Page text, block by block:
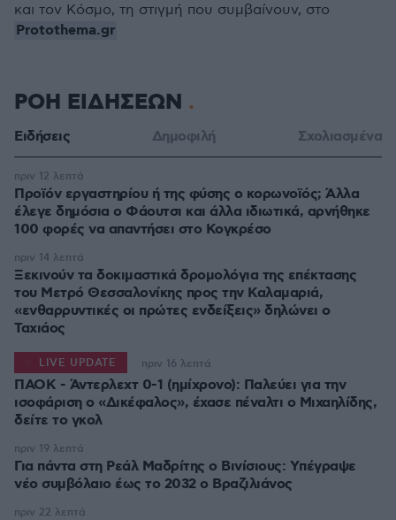
και τον Κόσμο, τη στιγμή που συμβαίνουν, στο
Protothema.gr
ΡΟΗ ΕΙΔΗΣΕΩΝ
Ειδήσεις Δημοφιλή Σχολιασμένα
Προϊόν εργαστηρίου ή της φύσης ο κορωνοϊός; Άλλα
έλεγε δημόσια ο Φάουτσι και άλλα ιδιωτικά, αρνήθηκε
100 φορές να απαντήσει στο Κογκρέσο
πριν 12 λεπτά
Ξεκινούν τα δοκιμαστικά δρομολόγια της επέκτασης
του Μετρό Θεσσαλονίκης προς την Καλαμαριά,
«ενθαρρυντικές οι πρώτες ενδείξεις» δηλώνει ο
Ταχιάος
πριν 14 λεπτά
ΠΑΟΚ - Άντερλεχτ 0-1 (ημίχρονο): Παλεύει για την
ισοφάριση ο «Δικέφαλος», έχασε πέναλτι ο Μιχαηλίδης,
LIVE UPDATE πριν 16 λεπτά
Για πάντα στη Ρεάλ Μαδρίτης ο Βινίσιους: Yπέγραψε
νέο συμβόλαιο έως το 2032 ο Βραζιλιάνος
πριν 19 λεπτά
πριν 22 λεπτά